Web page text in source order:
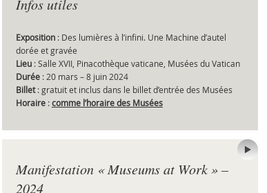
Infos utiles
Exposition: Des lumières à l’infini. Une Machine d’autel
dorée et gravée
Lieu: Salle XVII, Pinacothèque vaticane, Musées du Vatican
Durée: 20 mars – 8 juin 2024
Billet: gratuit et inclus dans le billet d’entrée des Musées
Horaire:comme l’horaire des Musées
Manifestation « Museums at Work » –
2024